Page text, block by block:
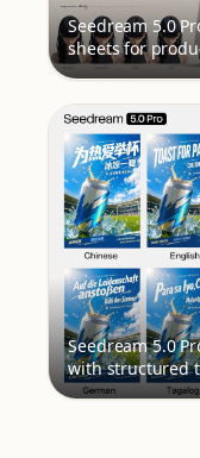
Seedream 5.0
sheets for
Seedream 5.0
with structured